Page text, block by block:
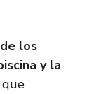
los
y la